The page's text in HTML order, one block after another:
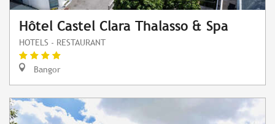
Hôtel Castel Clara Thalasso & Spa
HOTELS - RESTAURANT
Bangor